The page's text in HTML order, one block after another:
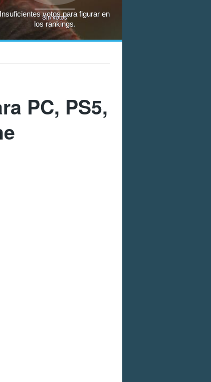
Sin votos
Insuficientes votos para figurar en
los rankings.
PC, PS5,